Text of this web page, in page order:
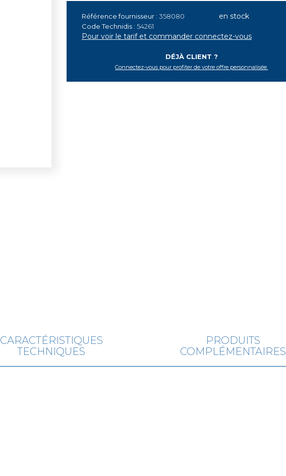
Référence fournisseur : 358080
Code Technidis : 54261
en stock
Pour voir le tarif et commander connectez-vous
DÉJÀ CLIENT ?
Connectez-vous pour profiter de votre offre personnalisée.
CARACTÉRISTIQUES
TECHNIQUES
PRODUITS
COMPLÉMENTAIRES